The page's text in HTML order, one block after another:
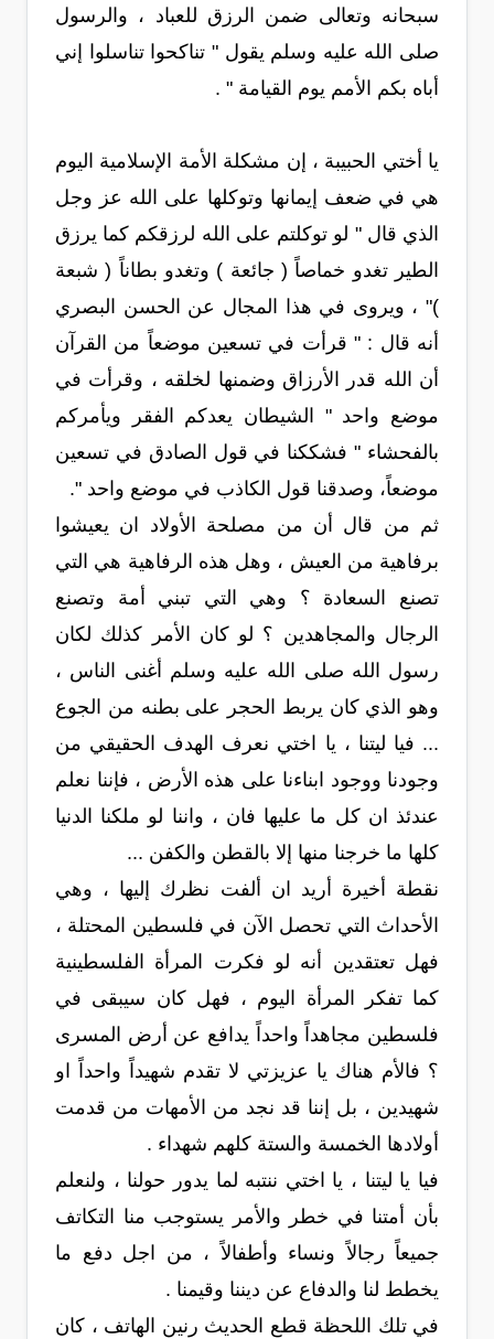
سبحانه وتعالى ضمن الرزق للعباد ، والرسول
صلى الله عليه وسلم يقول " تناكحوا تناسلوا إني
أباه بكم الأمم يوم القيامة " .
يا أختي الحبيبة ، إن مشكلة الأمة الإسلامية اليوم
هي في ضعف إيمانها وتوكلها على الله عز وجل
الذي قال " لو توكلتم على الله لرزقكم كما يرزق
الطير تغدو خماصاً ( جائعة ) وتغدو بطاناً ( شبعة
)" ، ويروى في هذا المجال عن الحسن البصري
أنه قال : " قرأت في تسعين موضعاً من القرآن
أن الله قدر الأرزاق وضمنها لخلقه ، وقرأت في
موضع واحد " الشيطان يعدكم الفقر ويأمركم
بالفحشاء " فشككنا في قول الصادق في تسعين
موضعاً، وصدقنا قول الكاذب في موضع واحد ".
ثم من قال أن من مصلحة الأولاد ان يعيشوا
برفاهية من العيش ، وهل هذه الرفاهية هي التي
تصنع السعادة ؟ وهي التي تبني أمة وتصنع
الرجال والمجاهدين ؟ لو كان الأمر كذلك لكان
رسول الله صلى الله عليه وسلم أغنى الناس ،
وهو الذي كان يربط الحجر على بطنه من الجوع
... فيا ليتنا ، يا اختي نعرف الهدف الحقيقي من
وجودنا ووجود ابناءنا على هذه الأرض ، فإننا نعلم
عندئذ ان كل ما عليها فان ، واننا لو ملكنا الدنيا
كلها ما خرجنا منها إلا بالقطن والكفن ...
نقطة أخيرة أريد ان ألفت نظرك إليها ، وهي
الأحداث التي تحصل الآن في فلسطين المحتلة ،
فهل تعتقدين أنه لو فكرت المرأة الفلسطينية
كما تفكر المرأة اليوم ، فهل كان سيبقى في
فلسطين مجاهداً واحداً يدافع عن أرض المسرى
؟ فالأم هناك يا عزيزتي لا تقدم شهيداً واحداً او
شهيدين ، بل إننا قد نجد من الأمهات من قدمت
أولادها الخمسة والستة كلهم شهداء .
فيا يا ليتنا ، يا اختي ننتبه لما يدور حولنا ، ولنعلم
بأن أمتنا في خطر والأمر يستوجب منا التكاتف
جميعاً رجالاً ونساء وأطفالاً ، من اجل دفع ما
يخطط لنا والدفاع عن ديننا وقيمنا .
في تلك اللحظة قطع الحديث رنين الهاتف ، كان